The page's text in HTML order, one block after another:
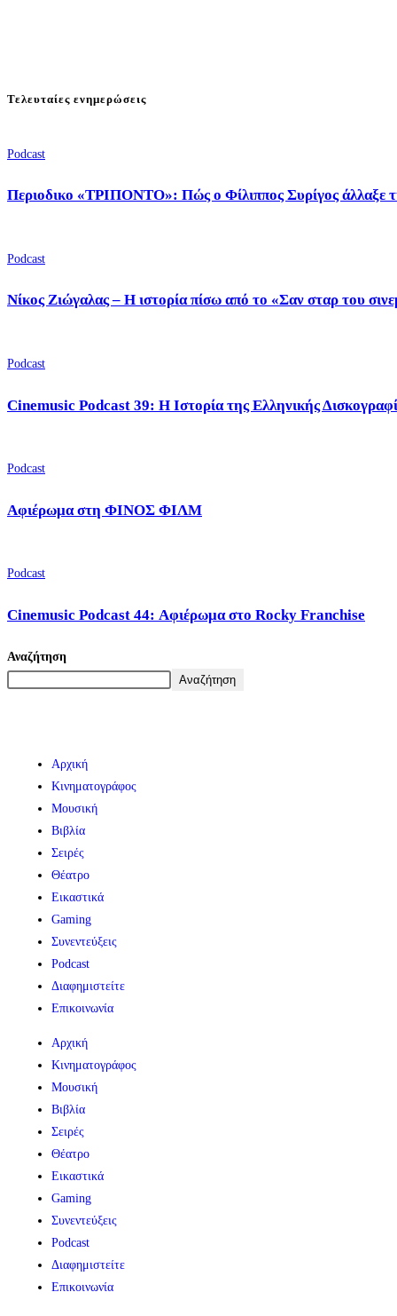
Τελευταίες ενημερώσεις
Podcast
Περιοδικο «ΤΡΙΠΟΝΤΟ»: Πώς ο Φίλιππος Συρίγος άλλαξε
Podcast
Νίκος Ζιώγαλας – Η ιστορία πίσω από το «Σαν σταρ του
Podcast
Cinemusic Podcast 39: Η Ιστορία της Ελληνικής
Podcast
Αφιέρωμα στη ΦΙΝΟΣ ΦΙΛΜ
Podcast
Cinemusic Podcast 44: Αφιέρωμα στο Rocky Franchise
Αναζήτηση
Αναζήτηση
Αρχική
Κινηματογράφος
Μουσική
Βιβλία
Σειρές
Θέατρο
Εικαστικά
Gaming
Συνεντεύξεις
Podcast
Διαφημιστείτε
Επικοινωνία
Αρχική
Κινηματογράφος
Μουσική
Βιβλία
Σειρές
Θέατρο
Εικαστικά
Gaming
Συνεντεύξεις
Podcast
Διαφημιστείτε
Επικοινωνία